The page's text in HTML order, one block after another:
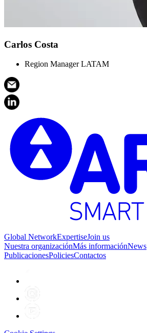
Carlos Costa
Region Manager LATAM
Global NetworkExpertiseJoin us
Nuestra organizaciónMás informaciónNews
PublicacionesPoliciesContactos